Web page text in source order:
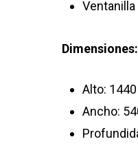
Dimensiones:
Alto:
Ancho: